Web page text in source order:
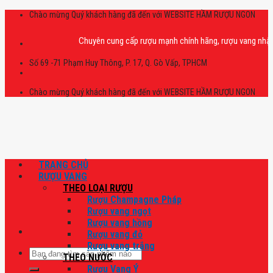
Skip
Chào mừng Quý khách hàng đã đến với WEBSITE HẦM RƯỢU NGON
Chuyên cung cấp rượu mạnh chính hãng, rượu vang nhập
Số 69 -71 Phạm Huy Thông, P. 17, Q. Gò Vấp, TPHCM
Chào mừng Quý khách hàng đã đến với WEBSITE HẦM RƯỢU NGON
Tìm
kiếm:
TRANG CHỦ
RƯỢU VANG
THEO LOẠI RƯỢU
Rượu Champagne Pháp
Rượu vang ngọt
Rượu vang hồng
Rượu vang đỏ
Rượu vang trắng
THEO NƯỚC
Rượu Vang Ý